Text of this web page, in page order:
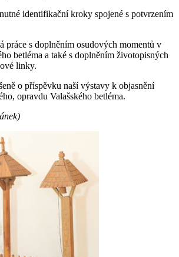
identifikační kroky spojené s potvrzením
práce s doplněním osudových momentů v
betléma a také s doplněním životopisných
linky.
o příspěvku naší výstavy k objasnění
opravdu Valašského betléma.